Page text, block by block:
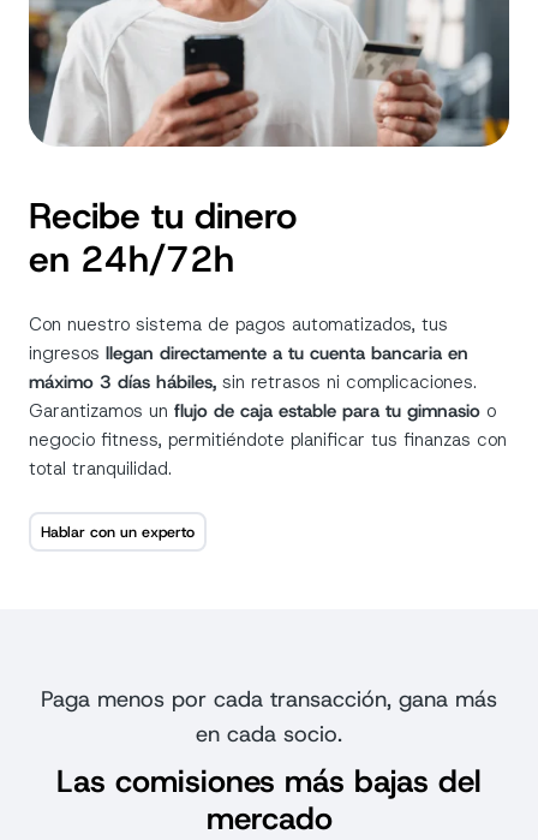
Recibe tu dinero
en 24h/72h
Con nuestro sistema de pagos automatizados, tus
ingresos llegan directamente a tu cuenta bancaria en
máximo 3 días hábiles, sin retrasos ni complicaciones.
Garantizamos un flujo de caja estable para tu gimnasio o
negocio fitness, permitiéndote planificar tus finanzas con
total tranquilidad.
Hablar con un experto
Paga menos por cada transacción, gana más
en cada socio.
Las comisiones más bajas del
mercado